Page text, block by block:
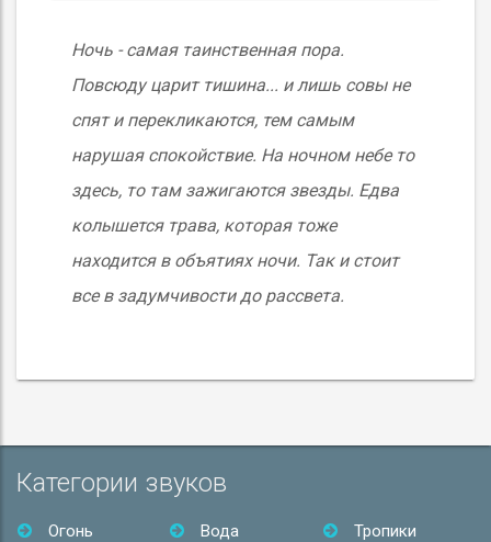
Ночь - самая таинственная пора.
Повсюду царит тишина... и лишь совы не
спят и перекликаются, тем самым
нарушая спокойствие. На ночном небе то
здесь, то там зажигаются звезды. Едва
колышется трава, которая тоже
находится в объятиях ночи. Так и стоит
все в задумчивости до рассвета.
Категории звуков
Огонь Вода
Тропики